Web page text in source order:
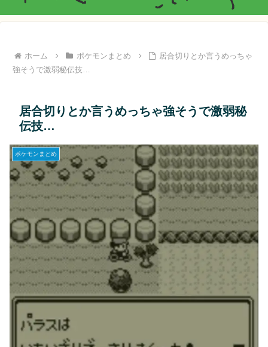
ホーム ポケモンまとめ
居合切りとか言うめっちゃ
強そうで激弱秘伝技…
居合切りとか言うめっちゃ強そうで激弱秘
伝技…
ポケモンまとめ